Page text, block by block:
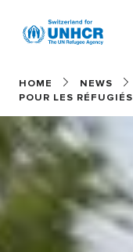
HOME NEWS
POUR LES RÉFUGIÉS